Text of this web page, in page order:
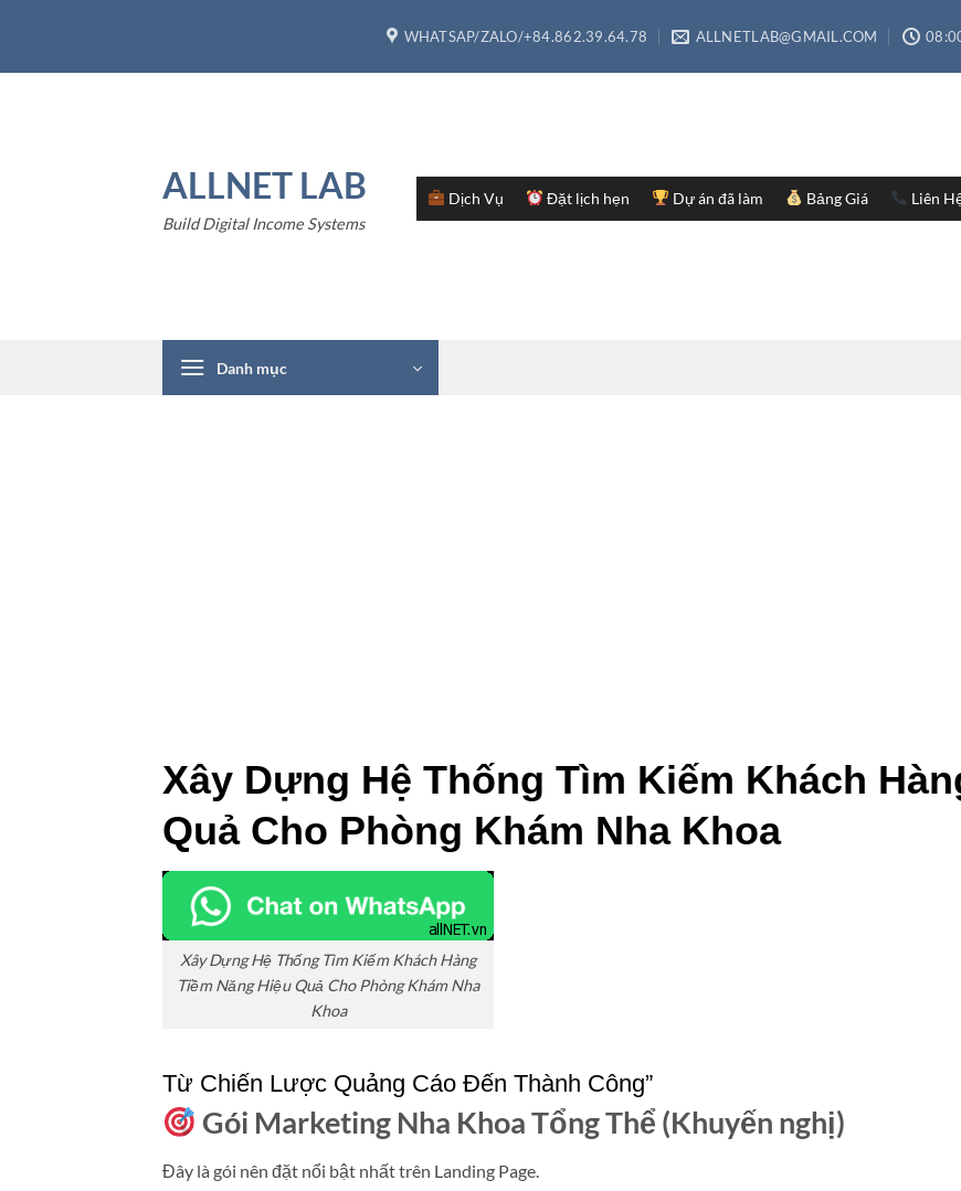
nội
WHATSAP/ZALO/+84.862.39.64.78 ALLNETLAB@GMAIL.COM
ALLNET LAB
Build Digital Income Systems
Dịch Vụ Đặt lịch hẹn Dự án đã làm Bảng Giá Liên
Danh mục
Xây Dựng Hệ Thống Tìm Kiếm Khách
Quả Cho Phòng Khám Nha Khoa
Xây Dựng Hệ Thống Tìm Kiếm Khách Hàng
Tiềm Năng Hiệu Quả Cho Phòng Khám Nha
Khoa
Từ Chiến Lược Quảng Cáo Đến Thành Công”
Gói Marketing Nha Khoa Tổng Thể (Khuyến nghị)
Đây là gói nên đặt nổi bật nhất trên Landing Page.